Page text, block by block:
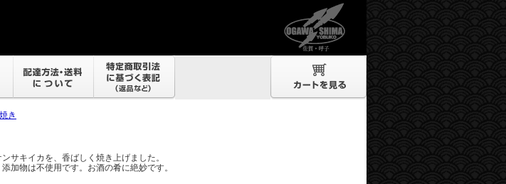
き
サキイカを、香ばしく焼き上げました。
加物は不使用です。お酒の肴に絶妙です。